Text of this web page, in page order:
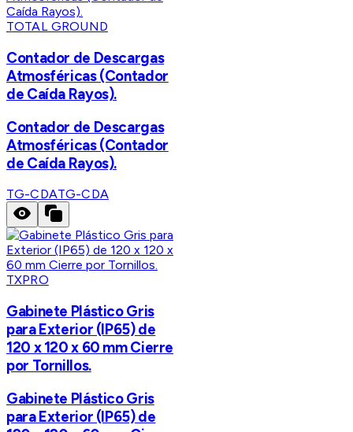
TOTAL GROUND
Contador de Descargas
Atmosféricas (Contador
de Caída Rayos).
Contador de Descargas
Atmosféricas (Contador
de Caída Rayos).
TG-CDATG-CDA
TXPRO
Gabinete Plástico Gris
para Exterior (IP65) de
120 x 120 x 60 mm Cierre
por Tornillos.
Gabinete Plástico Gris
para Exterior (IP65) de